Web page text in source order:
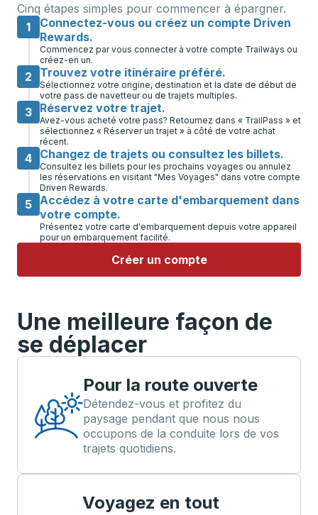
Cinq étapes simples pour commencer à épargner.
1
Connectez-vous ou créez un compte Driven
Rewards.
Commencez par vous connecter à votre compte Trailways ou
créez-en un.
2 Trouvez votre itinéraire préféré.
Sélectionnez votre origine, destination et la date de début de
votre pass de navetteur ou de trajets multiples.
3 Réservez votre trajet.
Avez-vous acheté votre pass? Retournez dans « TrailPass » et
sélectionnez « Réserver un trajet » à côté de votre achat
récent.
4 Changez de trajets ou consultez les billets.
Consultez les billets pour les prochains voyages ou annulez
les réservations en visitant "Mes Voyages" dans votre compte
Driven Rewards.
5 Accédez à votre carte d'embarquement dans
votre compte.
Présentez votre carte d'embarquement depuis votre appareil
pour un embarquement facilité.
Créer un compte
Une meilleure façon de
se déplacer
Pour la route ouverte
Détendez-vous et profitez du
paysage pendant que nous nous
occupons de la conduite lors de vos
trajets quotidiens.
Voyagez en tout